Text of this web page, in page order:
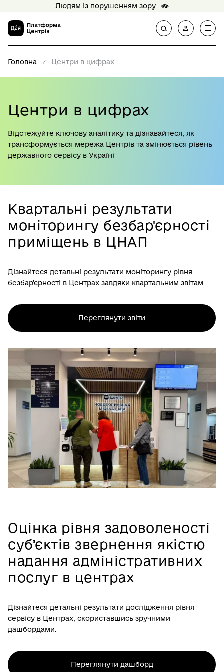
Людям із порушенням зору
Головна Центри в цифрах
Центри в цифрах
Відстежуйте ключову аналітику та дізнавайтеся, як
трансформується мережа Центрів та змінюється рівень
державного сервісу в Україні
Квартальні результати
моніторингу безбар'єрності
приміщень в ЦНАП
Дізнайтеся детальні результати моніторингу рівня
безбар'єрності в Центрах завдяки квартальним звітам
Переглянути звіти
Оцінка рівня задоволеності
суб’єктів звернення якістю
надання адміністративних
послуг в центрах
Дізнайтеся детальні результати дослідження рівня
сервісу в Центрах, скориставшись зручними
дашбордами.
Переглянути дашборд